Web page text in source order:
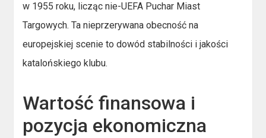
w 1955 roku, licząc nie-UEFA Puchar Miast
Targowych. Ta nieprzerywana obecność na
europejskiej scenie to dowód stabilności i jakości
katalońskiego klubu.
Wartość finansowa i
pozycja ekonomiczna